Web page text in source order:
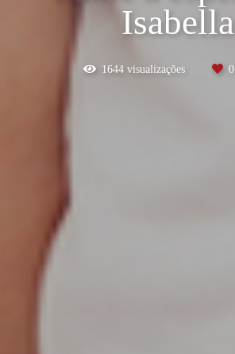
Isabella
1644 visualizações 0